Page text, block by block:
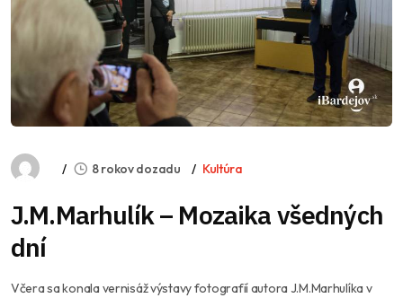
8 rokov dozadu Kultúra
J.M.Marhulík – Mozaika všedných
dní
Včera sa konala vernisáž výstavy fotografií autora J.M.Marhulíka v